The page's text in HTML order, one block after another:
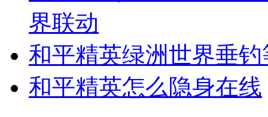
界联动
和平精英绿洲世界垂
和平精英怎么隐身在线